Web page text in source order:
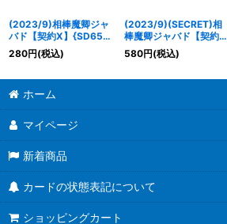
(2023/9)相棒魔卿ジャ
バド【契約X】{SD65-
CX01}《紫》
280円(税込)
(2023/9)(SECRET)相
棒魔卿ジャバド【契約X-
SEC】{SD65-CX01}
《紫》
580円(税込)
ホーム
マイページ
新着商品
カードの状態表記について
ショッピングカート